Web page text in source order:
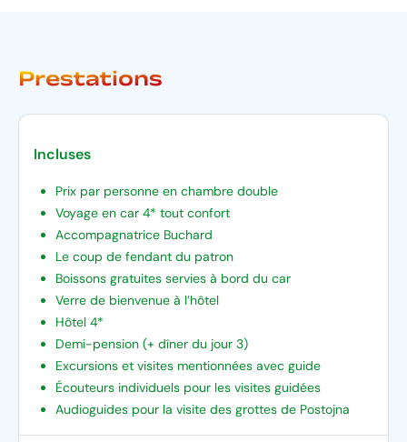
Prestations
Incluses
Prix par personne en chambre double
Voyage en car 4* tout confort
Accompagnatrice Buchard
Le coup de fendant du patron
Boissons gratuites servies à bord du car
Verre de bienvenue à l’hôtel
Hôtel 4*
Demi-pension (+ dîner du jour 3)
Excursions et visites mentionnées avec guide
Écouteurs individuels pour les visites guidées
Audioguides pour la visite des grottes de Postojna